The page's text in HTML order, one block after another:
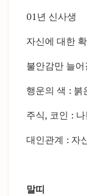
01년 신사생
자신에 대한
불안감만 늘
행운의 색 : 붉
주식, 코인 :
대인관계 : 자
말띠